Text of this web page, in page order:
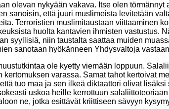
olevan nykyään vakava. Itse olen törmännyt
sanoisin, että juuri muslimeista levitetään
Terroristien muslimitaustaan viittaaminen
huolta kantavien ihmisten vastustus.
syyllisiä, niin taustalta saattaa muiden
sanotaan hyökänneen Yhdysvaltoja
ole kyetty viemään loppuun.
varassa. Samat tahot kertoivat
tuo maa ja sen ilkeä diktaattori olivat lisäksi
uskoa heille kerrottuun
ne, jotka esittävät kriittiseen sävyyn